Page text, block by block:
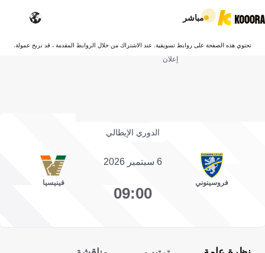
مباشر
تحتوي هذه الصفحة على روابط تسويقية. عند الاشتراك من خلال الروابط المقدمة ، قد نربح عمولة.
إعلان
الدوري الإيطالي
فروسينوني
6 سبتمبر 2026
09:00
فينيسيا